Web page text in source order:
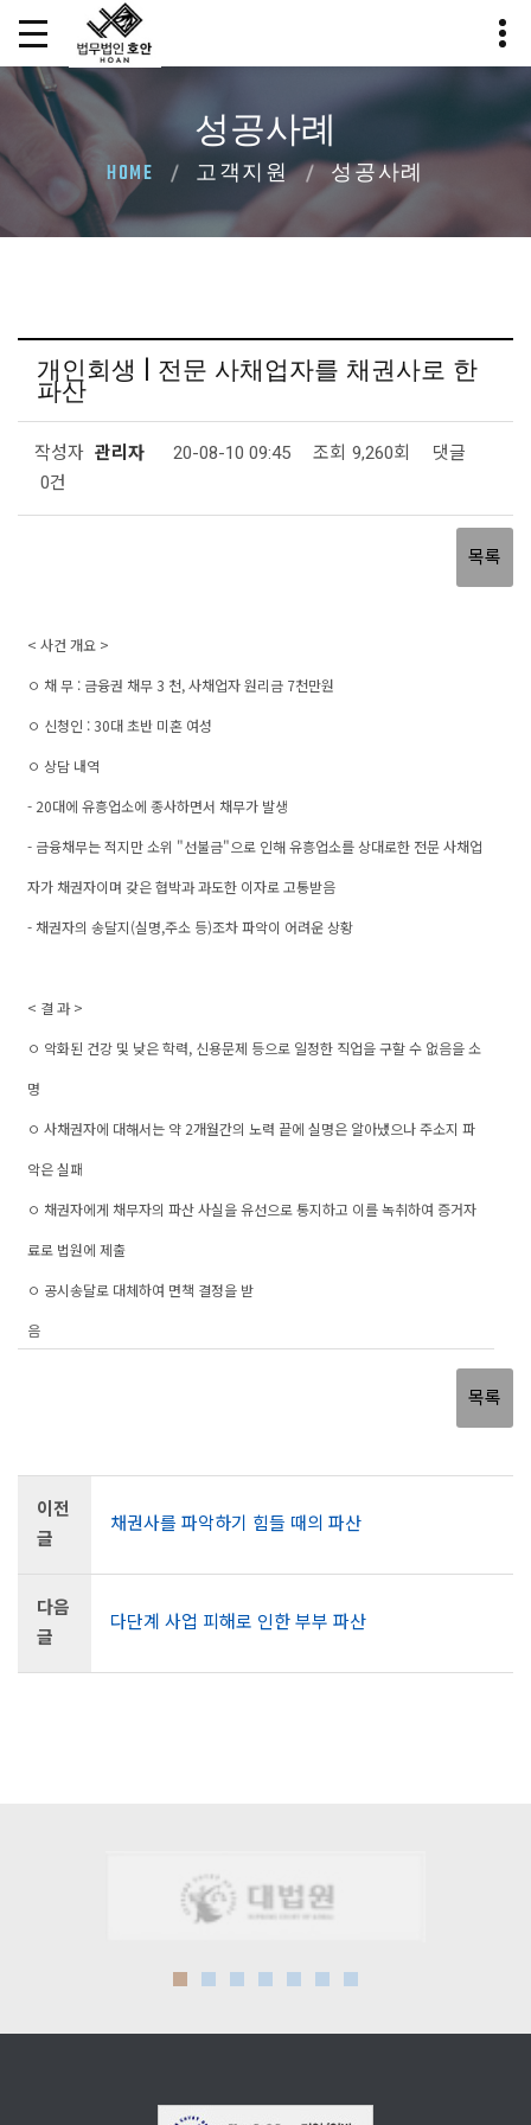
성공사례
HOME 고객지원 성공사례
개인회생 | 전문 사채업자를 채권사로 한
파산
작성자 관리자 20-08-10 09:45 조회 9,260회
댓글
0건
목록
< 사건 개요 >
ㅇ 채 무 : 금융권 채무 3 천, 사채업자 원리금 7천만원
ㅇ 신청인 : 30대 초반 미혼 여성
ㅇ 상담 내역
- 20대에 유흥업소에 종사하면서 채무가 발생
- 금융채무는 적지만 소위 "선불금"으로 인해 유흥업소를 상대로한 전문 사채업
자가 채권자이며 갖은 협박과 과도한 이자로 고통받음
- 채권자의 송달지(실명,주소 등)조차 파악이 어려운 상황
< 결 과 >
ㅇ 악화된 건강 및 낮은 학력, 신용문제 등으로 일정한 직업을 구할 수 없음을 소
명
ㅇ 사채권자에 대해서는 약 2개월간의 노력 끝에 실명은 알아냈으나 주소지 파
악은 실패
ㅇ 채권자에게 채무자의 파산 사실을 유선으로 통지하고 이를 녹취하여 증거자
료로 법원에 제출
ㅇ 공시송달로 대체하여 면책 결정을 받
음
목록
이전
글
채권사를 파악하기 힘들 때의 파산
다음
글
다단계 사업 피해로 인한 부부 파산